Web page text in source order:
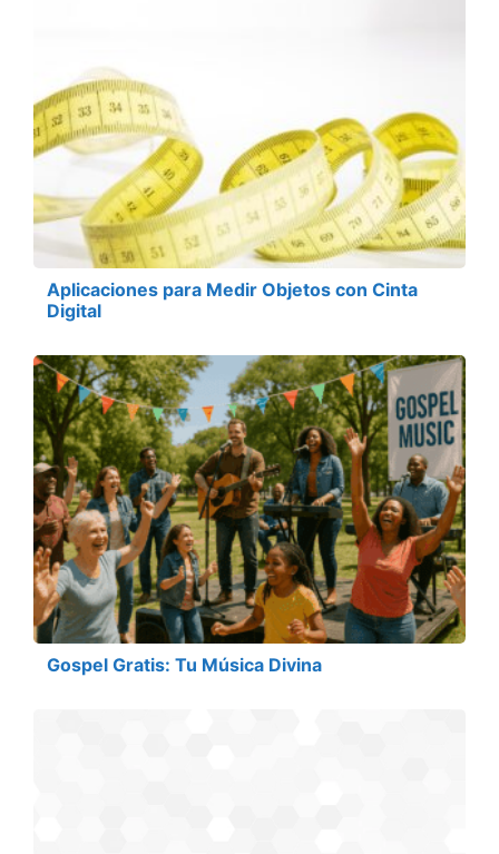
Aplicaciones para Medir Objetos con Cinta
Digital
Gospel Gratis: Tu Música Divina